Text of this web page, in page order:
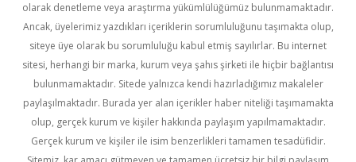
olarak denetleme veya araştırma yükümlülüğümüz bulunmamaktadır.
Ancak, üyelerimiz yazdıkları içeriklerin sorumluluğunu taşımakta olup,
siteye üye olarak bu sorumluluğu kabul etmiş sayılırlar. Bu internet
sitesi, herhangi bir marka, kurum veya şahıs şirketi ile hiçbir bağlantısı
bulunmamaktadır. Sitede yalnızca kendi hazırladığımız makaleler
paylaşılmaktadır. Burada yer alan içerikler haber niteliği taşımamakta
olup, gerçek kurum ve kişiler hakkında paylaşım yapılmamaktadır.
Gerçek kurum ve kişiler ile isim benzerlikleri tamamen tesadüfidir.